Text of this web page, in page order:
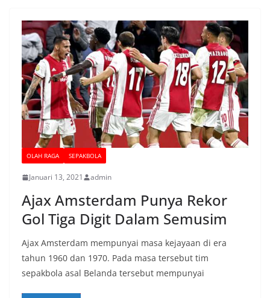
OLAH RAGA SEPAKBOLA
Januari 13, 2021 admin
Ajax Amsterdam Punya Rekor
Gol Tiga Digit Dalam Semusim
Ajax Amsterdam mempunyai masa kejayaan di era
tahun 1960 dan 1970. Pada masa tersebut tim
sepakbola asal Belanda tersebut mempunyai